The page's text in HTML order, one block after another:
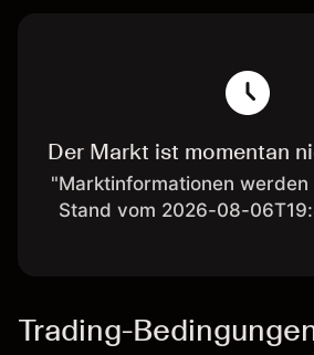
Der Markt ist momentan
"Marktinformationen
Stand vom 2026-08-
Trading-